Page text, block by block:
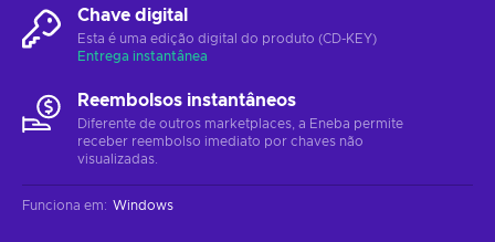
Chave digital
Esta é uma edição digital do produto (CD-KEY)
Entrega instantânea
Reembolsos instantâneos
Diferente de outros marketplaces, a Eneba permite
receber reembolso imediato por chaves não
visualizadas.
Funciona em: Windows